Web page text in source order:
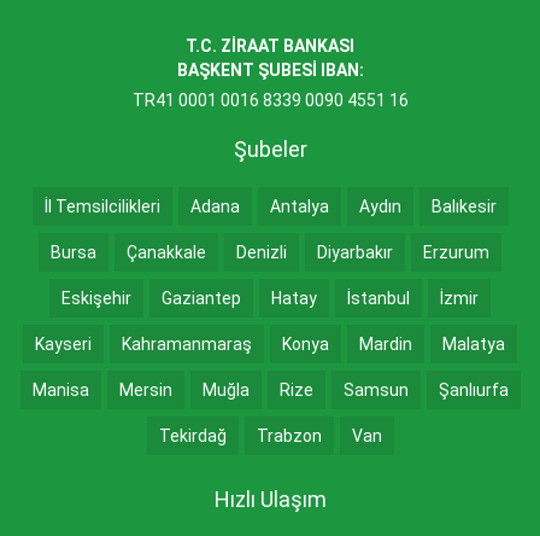
T.C. ZİRAAT BANKASI
BAŞKENT ŞUBESİ IBAN:
TR41 0001 0016 8339 0090 4551 16
Şubeler
İl Temsilcilikleri Adana Antalya Aydın Balıkesir
Bursa Çanakkale Denizli Diyarbakır Erzurum
Eskişehir Gaziantep Hatay İstanbul İzmir
Kayseri Kahramanmaraş Konya Mardin Malatya
Manisa Mersin Muğla Rize Samsun Şanlıurfa
Tekirdağ Trabzon Van
Hızlı Ulaşım